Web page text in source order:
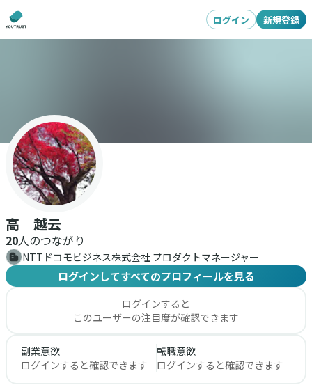
ログイン 新規登録
高 越云
20人のつながり
NTTドコモビジネス株式会社 プロダクトマネージャー
ログインしてすべてのプロフィールを見る
ログインすると
このユーザーの注目度が確認できます
副業意欲
ログインすると確認できます
転職意欲
ログインすると確認できます